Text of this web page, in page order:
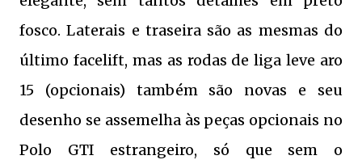
fosco. Laterais e traseira são as mesmas do
último facelift, mas as rodas de liga leve aro
15 (opcionais) também são novas e seu
desenho se assemelha às peças opcionais no
Polo GTI estrangeiro, só que sem o